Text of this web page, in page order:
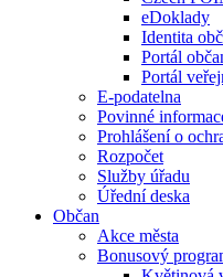
eDoklady
Identita
Portál
Portál
E-podatelna
Povinné
Prohlášení o
Rozpočet
Služby úřadu
Úřední deska
Občan
Akce města
Bonusový